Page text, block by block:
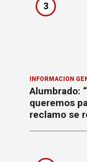
3
INFORMACION
Alumbrado:
queremos
reclamo se